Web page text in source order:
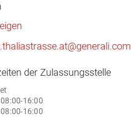
der Zulassungsstelle
08:00-16:00
08:00-16:00